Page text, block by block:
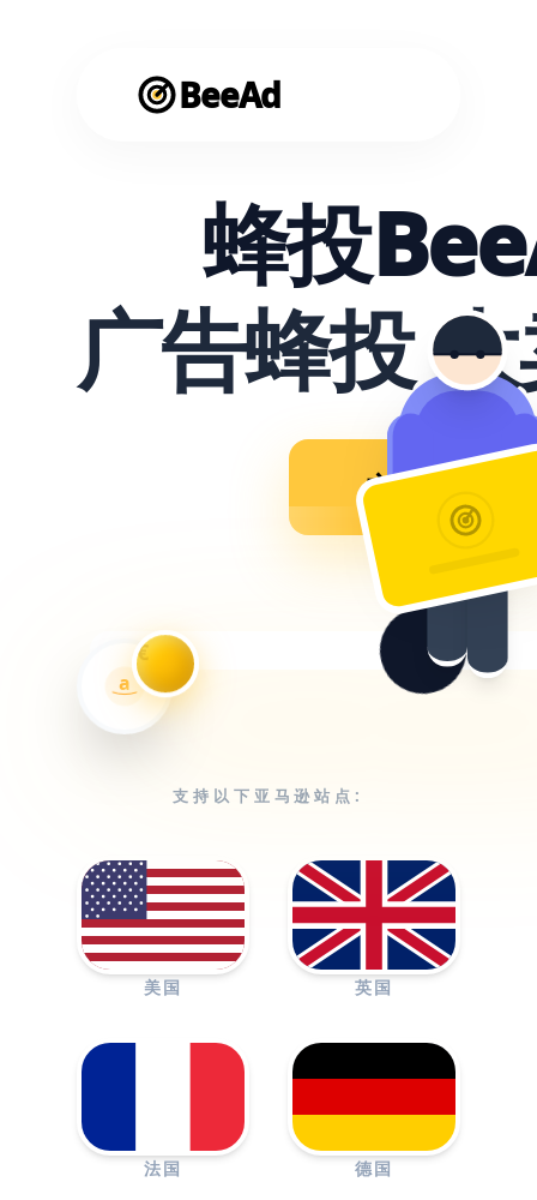
BeeAd
蜂投
广告蜂投
立即使用
a
€
支持以下亚马逊站点:
美国 英国
法国 德国